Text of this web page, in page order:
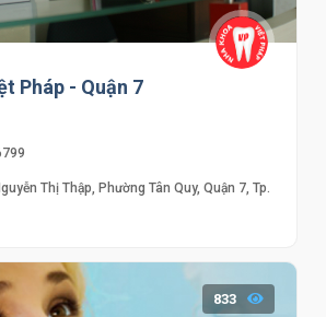
Pháp - Quận 7
Thị Thập, Phường Tân Quy, Quận 7, Tp.
833